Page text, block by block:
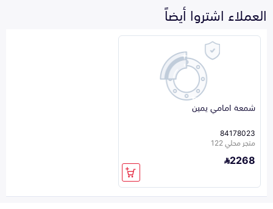
العملاء اشتروا أيضاً
شمعة امامي يمين
84178023
متجر محلي 122
2268